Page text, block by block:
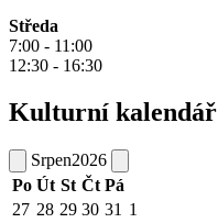
Středa
7:00 - 11:00
12:30 - 16:30
Kulturní kalendář
Srpen2026
Po Út St Čt Pá
27 28 29 30 31 1